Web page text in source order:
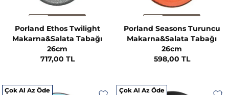
Porland Ethos Twilight
Makarna&Salata Tabağı
26cm
717,00 TL
Porland Seasons Turuncu
Makarna&Salata Tabağı
26cm
598,00 TL
Çok Al Az Öde Çok Al Az Öde